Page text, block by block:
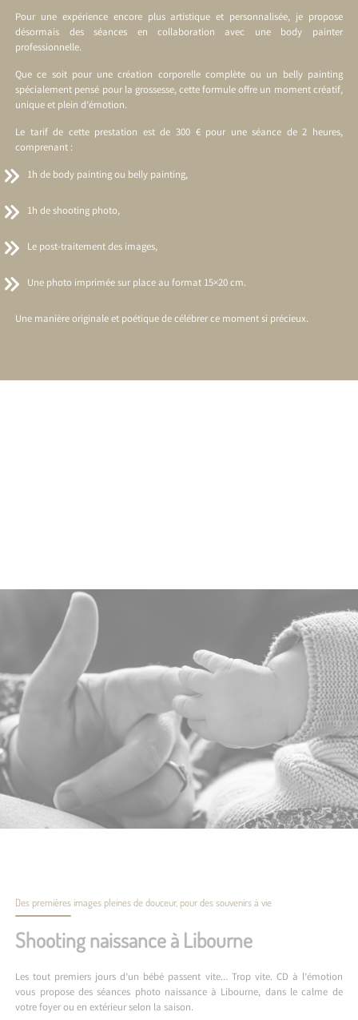
Pour une expérience encore plus artistique et personnalisée, je propose
désormais des séances en collaboration avec une body painter
professionnelle.
Que ce soit pour une création corporelle complète ou un belly painting
spécialement pensé pour la grossesse, cette formule offre un moment créatif,
unique et plein d’émotion.
Le tarif de cette prestation est de 300 € pour une séance de 2 heures,
comprenant :
1h de body painting ou belly painting,
1h de shooting photo,
Le post-traitement des images,
Une photo imprimée sur place au format 15×20 cm.
Une manière originale et poétique de célébrer ce moment si précieux.
Des premières images pleines de douceur, pour des souvenirs à vie
Shooting naissance à Libourne
Les tout premiers jours d’un bébé passent vite… Trop vite. CD à l’émotion
vous propose des séances photo naissance à Libourne, dans le calme de
votre foyer ou en extérieur selon la saison.